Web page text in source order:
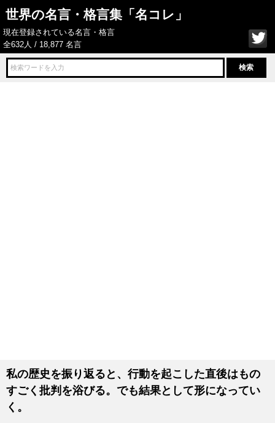
世界の名言・格言集「名コレ」
現在登録されている名言・格言
全632人 / 18,877 名言
私の歴史を振り返ると、行動を起こした直後はもの
すごく批判を浴びる。でも結果として形になってい
く。